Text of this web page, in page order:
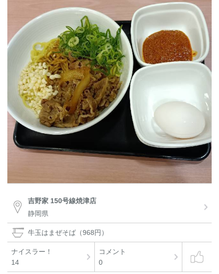
吉野家 150号線焼津店
静岡県
牛玉はまぜそば（968円）
ナイスラー！
14
コメント
0